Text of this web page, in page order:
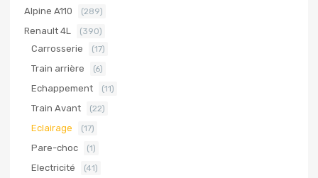
Alpine A110 (289)
Renault 4L (390)
Carrosserie (17)
Train arrière (6)
Echappement (11)
Train Avant (22)
Eclairage (17)
Pare-choc (1)
Electricité (41)